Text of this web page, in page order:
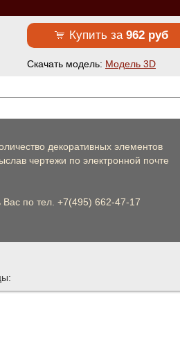
Купить за962 руб
Cкачать модель: Модель 3D
декоративных элементов
чертежи по электронной почте
Вас по тел. +7(495) 662-47-17